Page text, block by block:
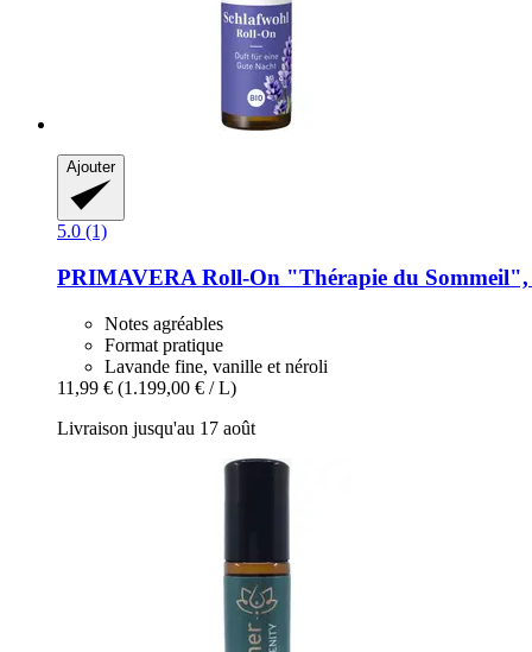
Ajouter
5.0 (1)
PRIMAVERA Roll-​On "Thérapie du Sommeil",
Notes agréables
Format pratique
Lavande fine, vanille et néroli
11,99 € (1.199,00 € / L)
Livraison jusqu'au 17 août